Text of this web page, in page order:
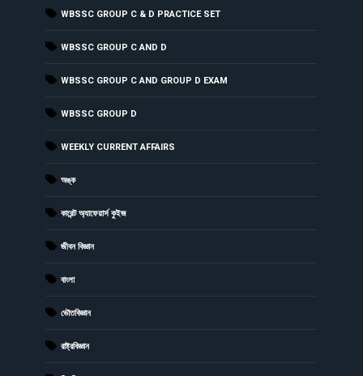
WBSSC GROUP C & D PRACTICE SET
WBSSC GROUP C AND D
WBSSC GROUP C AND GROUP D EXAM
WBSSC GROUP D
WEEKLY CURRENT AFFAIRS
অঙ্ক
কারেন্ট অ্যাফেয়ার্স কুইজ
জীবন বিজ্ঞান
বাংলা
ভৌতবিজ্ঞান
রাষ্ট্রবিজ্ঞান